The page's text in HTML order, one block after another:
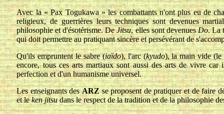
Avec la « Pax Togukawa » les combattants n'ont plus eu de
religieux, de guerrières leurs techniques sont devenues
philosophie et d'ésotérisme. DeJitsu, elles sont devenuesDo. La
qui doit permettre au pratiquant sincère et persévérant de
Qu'ils empruntent le sabre (iaïdo), l'arc (kyudo), la main vide (le
encore, tous ces arts martiaux sont aussi des arts de vivre
perfection et d'un humanisme universel.
Les enseignants desARZ se proposent de pratiquer et de faire
et leken jitsudans le respect de la tradition et de la philosophie